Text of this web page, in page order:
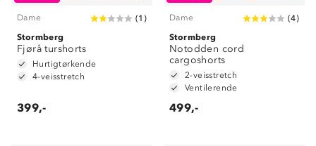
Dame (1 )
Stormberg
Fjørå turshorts
Hurtigtørkende
4-veisstretch
399,-
Dame (4)
Stormberg
Notodden cord
cargoshorts
2-veisstretch
Ventilerende
499,-